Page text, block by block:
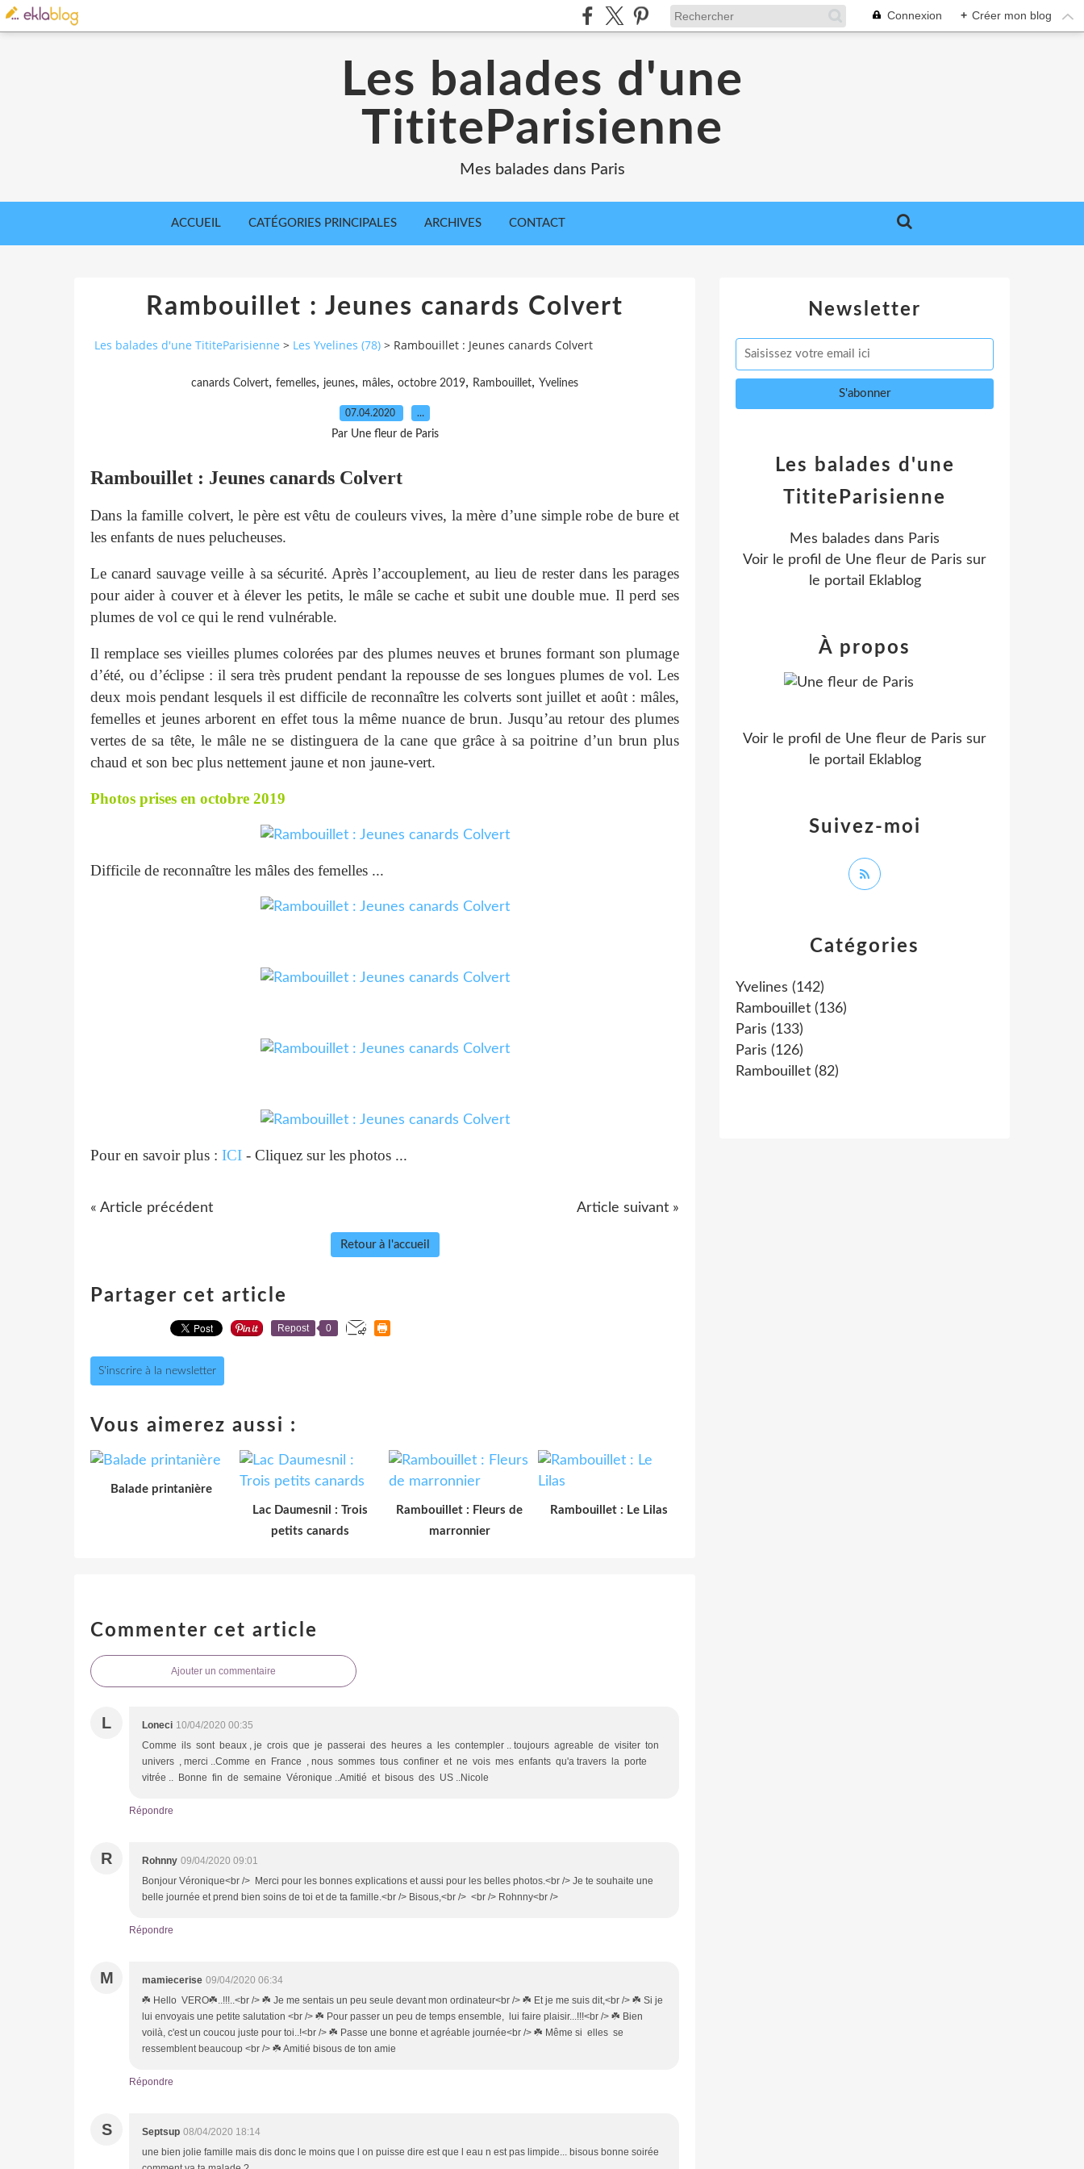
Connexion + Créer mon blog
Les balades d'une
TititeParisienne
Mes balades dans Paris
ACCUEIL CATÉGORIES PRINCIPALES ARCHIVES CONTACT
Rambouillet : Jeunes canards Colvert
Les balades d'une TititeParisienne > Les Yvelines (78) > Rambouillet : Jeunes canards Colvert
canards Colvert, femelles, jeunes, mâles, octobre 2019, Rambouillet, Yvelines
07.04.2020 …
Par Une fleur de Paris
Rambouillet : Jeunes canards Colvert
Dans la famille colvert, le père est vêtu de couleurs vives, la mère d’une simple robe de bure et
les enfants de nues pelucheuses.
Le canard sauvage veille à sa sécurité. Après l’accouplement, au lieu de rester dans les parages
pour aider à couver et à élever les petits, le mâle se cache et subit une double mue. Il perd ses
plumes de vol ce qui le rend vulnérable.
Il remplace ses vieilles plumes colorées par des plumes neuves et brunes formant son plumage
d’été, ou d’éclipse : il sera très prudent pendant la repousse de ses longues plumes de vol. Les
deux mois pendant lesquels il est difficile de reconnaître les colverts sont juillet et août : mâles,
femelles et jeunes arborent en effet tous la même nuance de brun. Jusqu’au retour des plumes
vertes de sa tête, le mâle ne se distinguera de la cane que grâce à sa poitrine d’un brun plus
chaud et son bec plus nettement jaune et non jaune-vert.
Photos prises en octobre 2019
Difficile de reconnaître les mâles des femelles ...
Pour en savoir plus : ICI - Cliquez sur les photos ...
« Article précédent Article suivant »
Retour à l'accueil
Partager cet article
Repost 0
S'inscrire à la newsletter
Vous aimerez aussi :
Balade printanière
Lac Daumesnil : Trois
petits canards
Rambouillet : Fleurs de
marronnier
Rambouillet : Le Lilas
Commenter cet article
Ajouter un commentaire
L Loneci 10/04/2020 00:35
Comme ils sont beaux , je crois que je passerai des heures a les contempler .. toujours agreable de visiter ton
univers , merci ..Comme en France , nous sommes tous confiner et ne vois mes enfants qu'a travers la porte
vitrée .. Bonne fin de semaine Véronique ..Amitié et bisous des US ..Nicole
Répondre
R Rohnny 09/04/2020 09:01
Bonjour Véronique<br /> Merci pour les bonnes explications et aussi pour les belles photos.<br /> Je te souhaite une
belle journée et prend bien soins de toi et de ta famille.<br /> Bisous,<br /> <br /> Rohnny<br />
Répondre
M mamiecerise 09/04/2020 06:34
☘️ Hello VERO☘️..!!!..<br /> ☘️ Je me sentais un peu seule devant mon ordinateur<br /> ☘️ Et je me suis dit,<br /> ☘️ Si je
lui envoyais une petite salutation <br /> ☘️ Pour passer un peu de temps ensemble, lui faire plaisir...!!!<br /> ☘️ Bien
voilà, c'est un coucou juste pour toi..!<br /> ☘️ Passe une bonne et agréable journée<br /> ☘️ Même si elles se
ressemblent beaucoup <br /> ☘️ Amitié bisous de ton amie
Répondre
S Septsup 08/04/2020 18:14
une bien jolie famille mais dis donc le moins que l on puisse dire est que l eau n est pas limpide... bisous bonne soirée
Newsletter
Catégories
Yvelines (142)
Rambouillet (136)
Paris (133)
Paris (126)
Rambouillet (82)
Les balades d'une
TititeParisienne
Mes balades dans Paris
Voir le profil de Une fleur de Paris sur
le portail Eklablog
Suivez-moi
À propos
Voir le profil de Une fleur de Paris sur
le portail Eklablog